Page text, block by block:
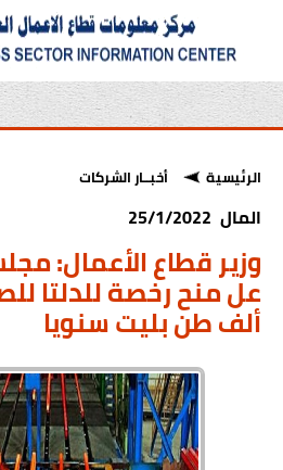
الرئيسية أخبــار الشركات
المال 25/1/2022
وزير قطاع الأعمال:
ألف طن بليت سنويا